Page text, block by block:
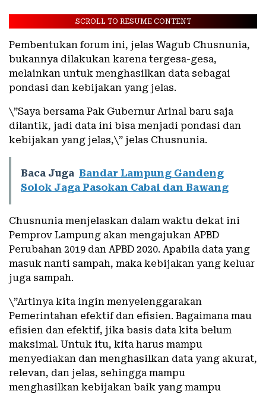
SCROLL TO RESUME CONTENT
Pembentukan forum ini, jelas Wagub Chusnunia,
bukannya dilakukan karena tergesa-gesa,
melainkan untuk menghasilkan data sebagai
pondasi dan kebijakan yang jelas.
\”Saya bersama Pak Gubernur Arinal baru saja
dilantik, jadi data ini bisa menjadi pondasi dan
kebijakan yang jelas,\” jelas Chusnunia.
Baca Juga Bandar Lampung Gandeng
Solok Jaga Pasokan Cabai dan Bawang
Chusnunia menjelaskan dalam waktu dekat ini
Pemprov Lampung akan mengajukan APBD
Perubahan 2019 dan APBD 2020. Apabila data yang
masuk nanti sampah, maka kebijakan yang keluar
juga sampah.
\”Artinya kita ingin menyelenggarakan
Pemerintahan efektif dan efisien. Bagaimana mau
efisien dan efektif, jika basis data kita belum
maksimal. Untuk itu, kita harus mampu
menyediakan dan menghasilkan data yang akurat,
relevan, dan jelas, sehingga mampu
menghasilkan kebijakan baik yang mampu